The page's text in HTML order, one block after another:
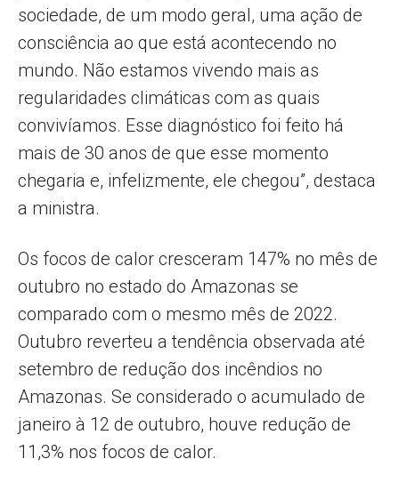
sociedade, de um modo geral, uma ação de
consciência ao que está acontecendo no
mundo. Não estamos vivendo mais as
regularidades climáticas com as quais
convivíamos. Esse diagnóstico foi feito há
mais de 30 anos de que esse momento
chegaria e, infelizmente, ele chegou”, destaca
a ministra.
Os focos de calor cresceram 147% no mês de
outubro no estado do Amazonas se
comparado com o mesmo mês de 2022.
Outubro reverteu a tendência observada até
setembro de redução dos incêndios no
Amazonas. Se considerado o acumulado de
janeiro à 12 de outubro, houve redução de
11,3% nos focos de calor.